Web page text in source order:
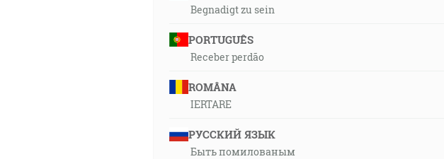
Begnadigt zu sein
PORTUGUÊS
Receber perdão
ROMÂNA
IERTARE
РУССКИЙ ЯЗЫК
Быть помилованым